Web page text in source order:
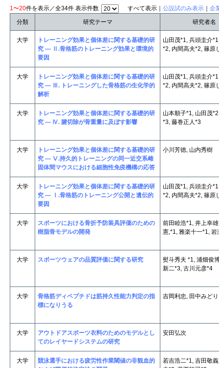
1〜20件を表示／全34件 表示件数 すべて表示｜ 公設試のみ表示
企
分類
研究テーマ 研究者名
大学
トレーニング効果と個体差に関する基礎的研
究 ― Ⅱ.骨格筋のトレーニング効果と環境的
要因
山田茂*1, 兵頭圭介
*2, 内間高夫*2, 篠原
大学
トレーニング効果と個体差に関する基礎的研
究 ― Ⅲ. トレーニングした骨格筋の生化学的
解析
山田茂*1, 兵頭圭介
*2, 内間高夫*2, 篠原
大学
トレーニング効果と個体差に関する基礎的研
究 ― Ⅳ. 腱切除が骨重量に及ぼす影響
山本順子*1, 山田茂
*3, 藤巻正人*3
大学
トレーニング効果と個体差に関する基礎的研
究 ― Ⅴ.持久的トレーニングの同一近交系雌
固体間マウスにおける細胞性免疫機構の応答
小川芳徳, 山内秀樹
大学
トレーニング効果と個体差に関する基礎的研
究 ― Ⅰ.骨格筋のトレーニング公開と遺伝的
要因
山田茂*1, 兵頭圭介
*2, 内間高夫*2, 篠原
大学
スポーツにおける骨折予防装具評価のための
樹脂骨モデルの開発
前田睦浩*1, 井上幸
憲,*1, 雅楽十一*1, 岩
大学 スポーツウェアの品質評価に関する研究
熨斗秀夫 *1, 浦畑俊
新二*3, 古川元彦*4
大学
骨格筋ディペプチドは筋持久性能力判定の指
標になりうる
吉岡利忠, 田中みど
大学
アウトドアスポーツ衣料のためのモデルとし
てのレイヤードシステムの研究
安田弘次
大学
競泳選手における疲労性作業閾値の非観血的
若吉浩二*1, 吉田敬